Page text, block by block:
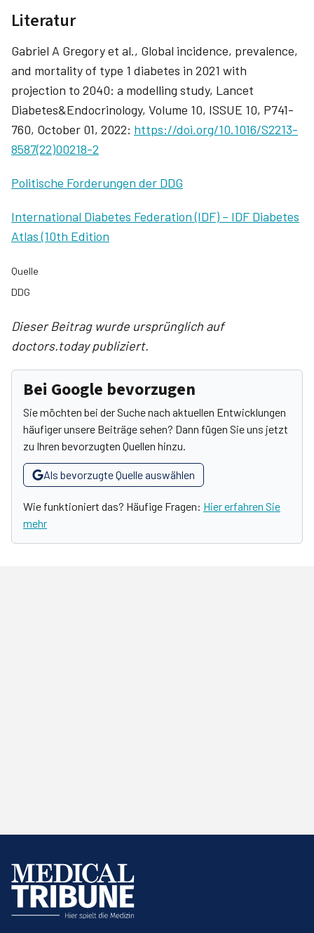
Literatur
Gabriel A Gregory et al., Global incidence, prevalence,
and mortality of type 1 diabetes in 2021 with
projection to 2040: a modelling study, Lancet
Diabetes&Endocrinology, Volume 10, ISSUE 10, P741-
760, October 01, 2022: https://doi.org/10.1016/S2213-
8587(22)00218-2
Politische Forderungen der DDG
International Diabetes Federation (IDF) – IDF Diabetes
Atlas (10th Edition
Quelle
DDG
Dieser Beitrag wurde ursprünglich auf
doctors.today publiziert.
Bei Google bevorzugen
Sie möchten bei der Suche nach aktuellen Entwicklungen
häufiger unsere Beiträge sehen? Dann fügen Sie uns jetzt
zu Ihren bevorzugten Quellen hinzu.
Als bevorzugte Quelle auswählen
Wie funktioniert das? Häufige Fragen: Hier erfahren Sie
mehr